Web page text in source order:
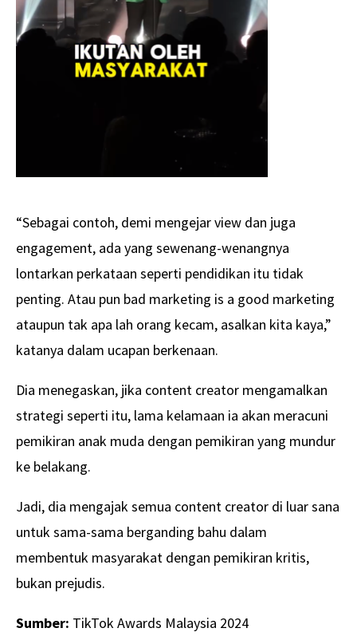
“Sebagai contoh, demi mengejar view dan juga
engagement, ada yang sewenang-wenangnya
lontarkan perkataan seperti pendidikan itu tidak
penting. Atau pun bad marketing is a good marketing
ataupun tak apa lah orang kecam, asalkan kita kaya,”
katanya dalam ucapan berkenaan.
Dia menegaskan, jika content creator mengamalkan
strategi seperti itu, lama kelamaan ia akan meracuni
pemikiran anak muda dengan pemikiran yang mundur
ke belakang.
Jadi, dia mengajak semua content creator di luar sana
untuk sama-sama berganding bahu dalam
membentuk masyarakat dengan pemikiran kritis,
bukan prejudis.
Sumber: TikTok Awards Malaysia 2024